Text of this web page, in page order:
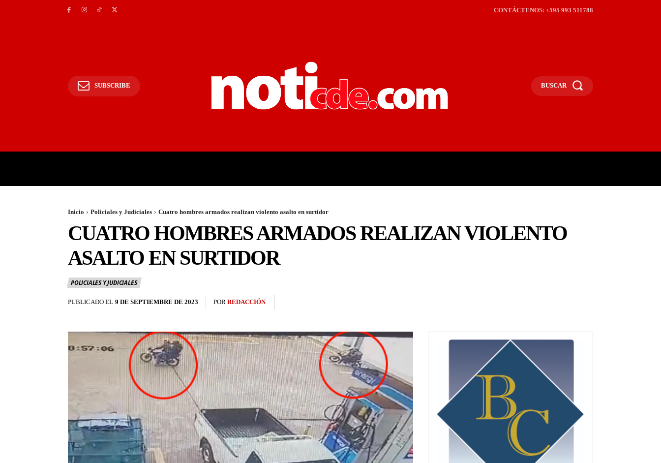
CONTÁCTENOS: +595 993 511788
SUBSCRIBE BUSCAR
Inicio Policiales y Judiciales Cuatro hombres armados realizan violento asalto en surtidor
CUATRO HOMBRES ARMADOS REALIZAN VIOLENTO
ASALTO EN SURTIDOR
POLICIALES Y JUDICIALES
PUBLICADO EL 9 DE SEPTIEMBRE DE 2023 POR REDACCIÓN